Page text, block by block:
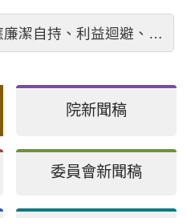
公務人員應廉潔自持、利益迴避、依法公正執行公務～考試院公務人員保障暨培訓委員會～
院新聞稿
委員會新聞稿